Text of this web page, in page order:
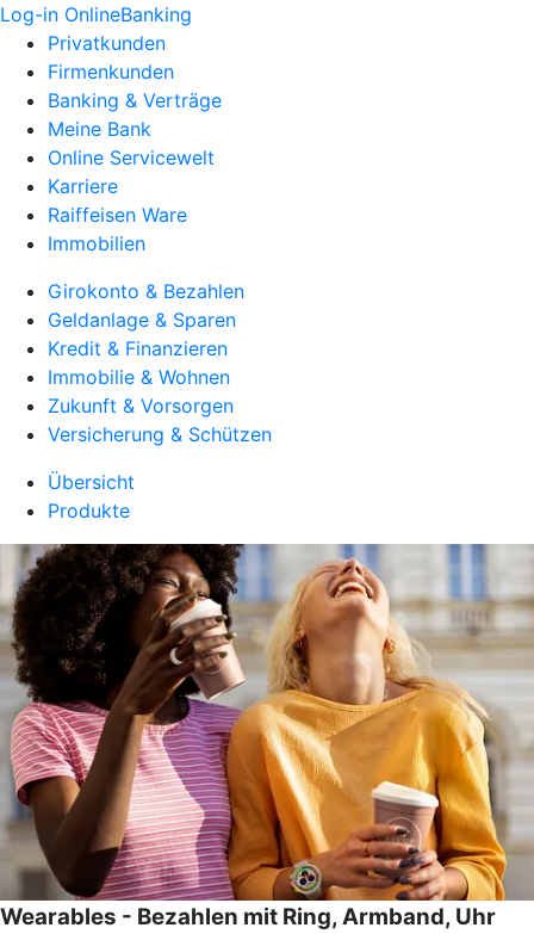
Log-in OnlineBanking
Privatkunden
Firmenkunden
Banking & Verträge
Meine Bank
Online Servicewelt
Karriere
Raiffeisen Ware
Immobilien
Girokonto & Bezahlen
Geldanlage & Sparen
Kredit & Finanzieren
Immobilie & Wohnen
Zukunft & Vorsorgen
Versicherung & Schützen
Übersicht
Produkte
Wearables - Bezahlen mit Ring, Armband, Uhr